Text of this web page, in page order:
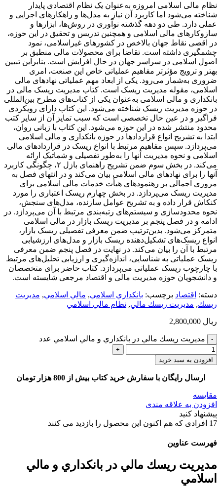
نظام مالی اسلامی امروزه به‌عنوان یک نظام اقتصادی پایدار
شناخته می‌شود اما کاربرد آن نیاز به مدل‌ها و راهکارهای اجرایی و
عملی دارد. طی دو دهه گذشته نوآوری در روش‌ها، ابزارها و
سازوکارهای مالی اسلامی و همچنین تدریس و تحقیق در این حوزه،
در اقصی نقاط جهان بالاخص در کشورهای غیراسلامی، نمود
چشمگیری داشته است. تقاضا برای محصولات مالی منطبق بر
اصول اسلامی در سراسر جهان در حال افزایش است. بنابراین تبیین
بهتر و ترویج مؤثرتر مفاهیم عملیاتی خاص این صنعت، امری
ضروری به‌شمار می‌رود. یکی از ابعاد مهم عملیاتی نهادهای مالی
اسلامی، مقوله مدیریت ریسک است. کتاب مدیریت ریسک مالی در
بانکداری و مالی اسلامی به‌عنوان یکی از کتاب‌های مطرح بین‌المللی
در حوزه مدیریت ریسک شناخته می‌شود. این کتاب دارای رویکردی
فراگیر و در عین حال تخصصی است که سبب تمایز آن از سایر کتب
محدود منتشر شده در این حوزه می‌شود. این کتاب با زبانی روان،
ابتدا به تشریح انواع قراردادها در حوزه بانکداری و مالی اسلامی
می‌پردازد. سپس مفاهیم مرتبط با انواع ریسک در قراردادهای مالی
اسلامی و نحوه مدیریت آنها را به‌طور ‌تفصیلی و شماتیک ارائه
می‌کند. در بخش سوم ضمن تشریح راهنمای بازل ۲، چگونگی کاربرد
آنها را برای نهادهای مالی اسلامی بیان می‌کند و در انتهای فصل به
مروری اجمالی بر رهنمودهای هیأت خدمات مالی اسلامی برای
مدیریت ریسک می‌پردازد. در بخش چهارم ریسک اعتباری را مورد
کنکاش قرار داده و به تشریح عوامل سازنده، مدل‌های سنجش،
نحوه محدودسازی و‌ سیستم‌های رتبه‌بندی مرتبط با آن می‌پردازد. در
ادامه و در فصل پنجم بر مدیریت ریسک بازار در مالی اسلامی
متمرکز می‌شود. بدین‌ترتیب ضمن معرفی تفصیلی ریسک بازار،
انواع ریسک‌های تشکیل‌دهنده ریسک بازار و مدل‌های ارزشیابی
مرتبط با آن را بیان می‌کند. در نهایت در فصل پنجم ضمن معرفی
ریسک عملیاتی به شناسایی، اندازه‌گیری و ارزیابی تحلیل‌های مرتبط
با چارچوب ریسک عملیاتی می‌پردازد. کتاب حاضر برای متخصصان
و دانشجویان حوزه مدیریت مالی و اقتصاد مرجعی شایسته است.
دسته: اقتصاد برچسب: بانكداري اسلامي, مالي اسلامي, مديريت
ريسك, مديريت ريسك مالي, نظام مالي اسلامي
ریال
مديريت ريسك مالي در بانكداري و مالي اسلامي عدد
افزودن به سبد خرید
ارسال رایگان با سفارش خرید کتاب بیش از 800 هزار تومان
مقایسه
افزودن به علاقه مندی
پیشنهاد کنید
17 افرادی که هم اکنون این محصول را بازدید می کنند
فهرست عناوین
مديريت ريسك مالي در بانكداري و مالي
اسلامي